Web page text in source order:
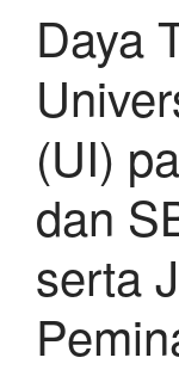
Daya
(UI)
dan
serta